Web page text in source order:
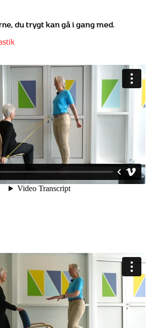
du trygt kan gå i gang med.